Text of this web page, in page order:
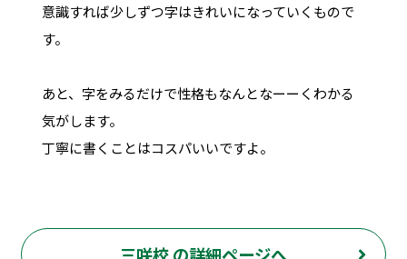
意識すれば少しずつ字はきれいになっていくもので
す。
あと、字をみるだけで性格もなんとなーーくわかる
気がします。
丁寧に書くことはコスパいいですよ。